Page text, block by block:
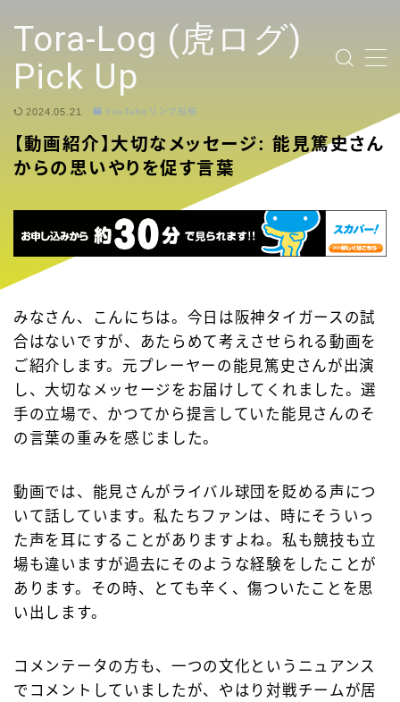
Tora-Log (虎ログ)
Pick Up
TOP PAGE
2024 Tigers Ticket
応援contents
YouTubeリンク投稿
選手
試合ハイライト
2024.05.21 YouTubeリンク投稿
【動画紹介】大切なメッセージ: 能見篤史さん
からの思いやりを促す言葉
みなさん、こんにちは。今日は阪神タイガースの試
合はないですが、あたらめて考えさせられる動画を
ご紹介します。元プレーヤーの能見篤史さんが出演
し、大切なメッセージをお届けしてくれました。選
手の立場で、かつてから提言していた能見さんのそ
の言葉の重みを感じました。
動画では、能見さんがライバル球団を貶める声につ
いて話しています。私たちファンは、時にそういっ
た声を耳にすることがありますよね。私も競技も立
場も違いますが過去にそのような経験をしたことが
あります。その時、とても辛く、傷ついたことを思
い出します。
コメンテータの方も、一つの文化というニュアンス
でコメントしていましたが、やはり対戦チームが居